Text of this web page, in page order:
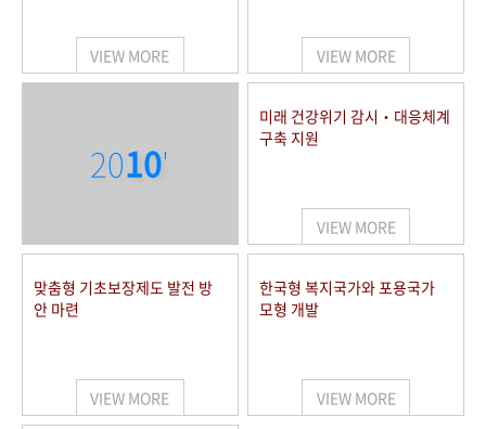
VIEW MORE VIEW MORE
2010'
미래 건강위기 감시‧대응체계
구축 지원
VIEW MORE
맞춤형 기초보장제도 발전 방
안 마련
VIEW MORE
한국형 복지국가와 포용국가
모형 개발
VIEW MORE